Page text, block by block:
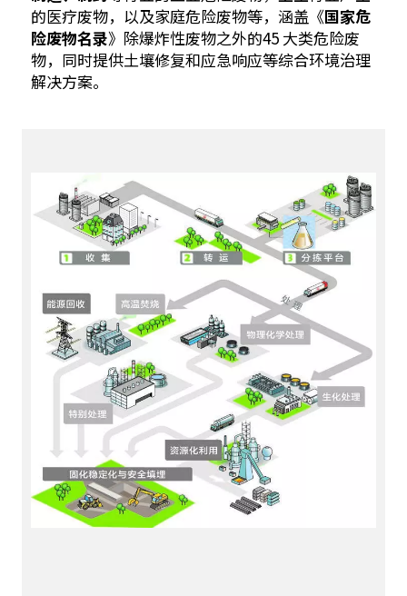
的医疗废物，以及家庭危险废物等，涵盖《国家危
险废物名录》除爆炸性废物之外的45 大类危险废
物，同时提供土壤修复和应急响应等综合环境治理
解决方案。